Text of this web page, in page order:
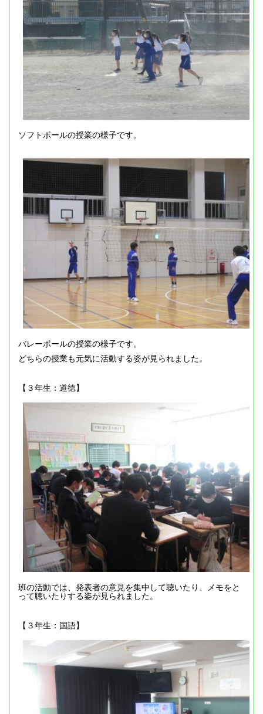
ソフトボールの授業の様子です。
バレーボールの授業の様子です。
どちらの授業も元気に活動する姿が見られました。
【３年生：道徳】
班の活動では、発表者の意見を集中して聴いたり、メモをと
って聴いたりする姿が見られました。
【３年生：国語】